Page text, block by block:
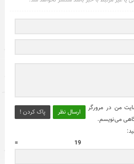
ارسال نظر پاک کردن !
من در مرورگر
می‌نویسم.